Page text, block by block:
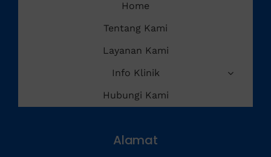
Layanan Kami
Info Klinik